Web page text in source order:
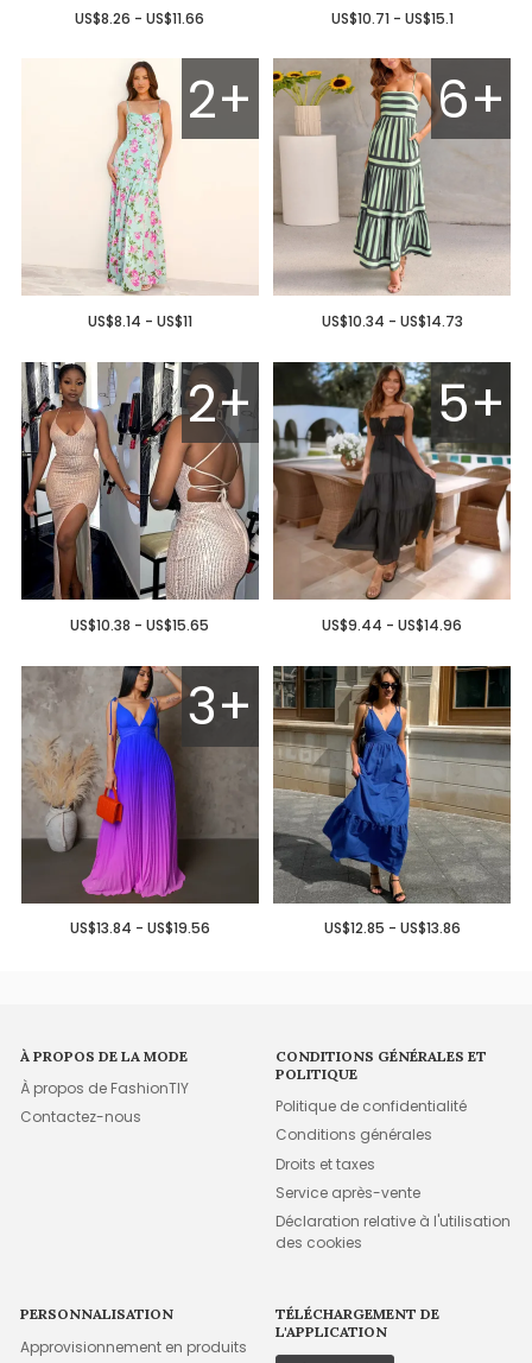
US$8.26 - US$11.66 US$10.71 - US$15.1
2+
US$8.14 - US$11
6+
US$10.34 - US$14.73
2+
US$10.38 - US$15.65
5+
US$9.44 - US$14.96
3+
US$13.84 - US$19.56 US$12.85 - US$13.86
À PROPOS DE LA MODE
À propos de FashionTIY
Contactez-nous
CONDITIONS GÉNÉRALES ET
POLITIQUE
Politique de confidentialité
Conditions générales
Droits et taxes
Service après-vente
Déclaration relative à l'utilisation
des cookies
PERSONNALISATION
Approvisionnement en produits
TÉLÉCHARGEMENT DE
L'APPLICATION